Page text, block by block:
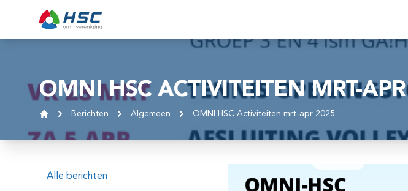
OMNI HSC ACTIVITEITEN MRT-
Berichten Algemeen OMNI HSC Activiteiten mrt-apr 2025
Alle berichten